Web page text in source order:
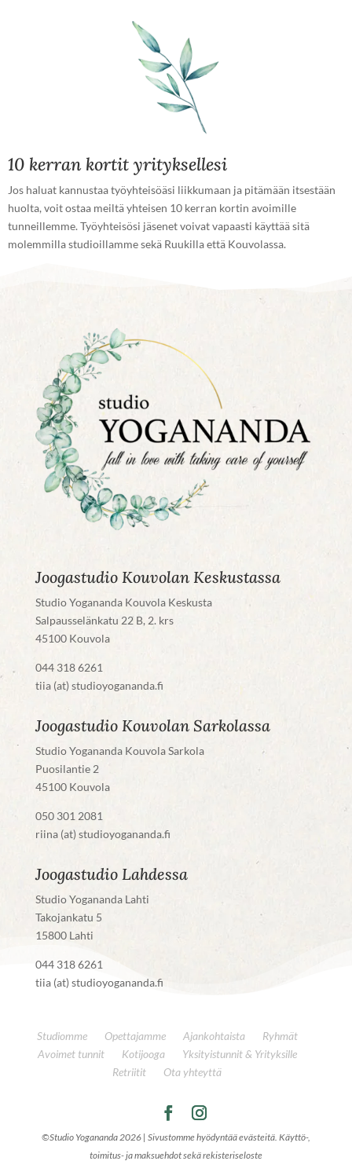
10 kerran kortit yrityksellesi
Jos haluat kannustaa työyhteisöäsi liikkumaan ja pitämään itsestään
huolta, voit ostaa meiltä yhteisen 10 kerran kortin avoimille
tunneillemme. Työyhteisösi jäsenet voivat vapaasti käyttää sitä
molemmilla studioillamme sekä Ruukilla että Kouvolassa.
Joogastudio Kouvolan Keskustassa
Studio Yogananda Kouvola Keskusta
Salpausselänkatu 22 B, 2. krs
45100 Kouvola
044 318 6261
tiia (at) studioyogananda.fi
Joogastudio Kouvolan Sarkolassa
Studio Yogananda Kouvola Sarkola
Puosilantie 2
45100 Kouvola
050 301 2081
riina (at) studioyogananda.fi
Joogastudio Lahdessa
Studio Yogananda Lahti
Takojankatu 5
15800 Lahti
044 318 6261
tiia (at) studioyogananda.fi
Studiomme Opettajamme Ajankohtaista
Ryhmät
Avoimet tunnit
Kotijooga
Yksityistunnit & Yrityksille
Retriitit
Ota yhteyttä
©Studio Yogananda 2026 | Sivustomme hyödyntää evästeitä. Käyttö-,
toimitus- ja maksuehdot sekä rekisteriseloste